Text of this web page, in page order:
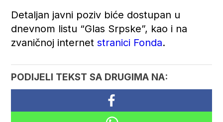
Detaljan javni poziv biće dostupan u
dnevnom listu “Glas Srpske”, kao i na
zvaničnoj internetstranici Fonda.
PODIJELI TEKST SA DRUGIMA NA: